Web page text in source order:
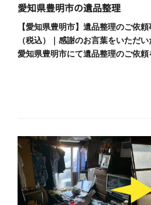
愛知県豊明市の遺品整理
【愛知県豊明市】遺品整理のご依
（税込）｜感謝のお言葉をいただ
愛知県豊明市にて遺品整理のご依